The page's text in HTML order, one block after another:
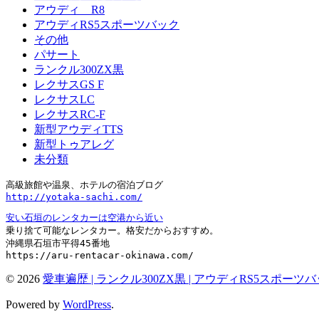
アウディ R8
アウディRS5スポーツバック
その他
パサート
ランクル300ZX黒
レクサスGS F
レクサスLC
レクサスRC-F
新型アウディTTS
新型トゥアレグ
未分類
http://yotaka-sachi.com/
安い石垣のレンタカーは空港から近い
乗り捨て可能なレンタカー。格安だからおすすめ。
沖縄県石垣市平得45番地
https://aru-rentacar-okinawa.com/
© 2026 愛車遍歴 | ランクル300ZX黒 | アウディRS5スポーツバ
Powered by WordPress.